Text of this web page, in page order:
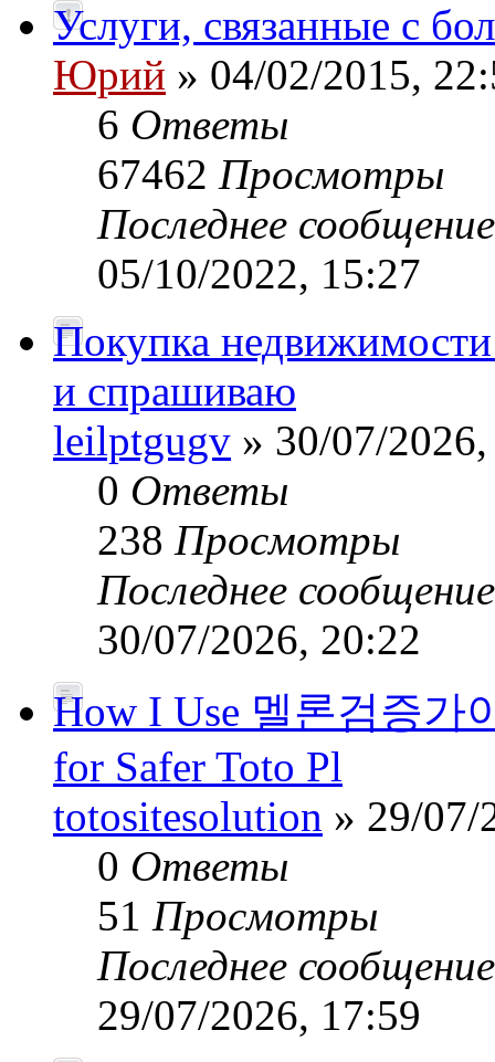
Услуги, связанные с
Юрий » 04/02/2015,
6 Ответы
67462 Просмотры
Последнее
05/10/2022, 15:27
Покупка
и спрашиваю
leilptgugv » 30/07/
0 Ответы
238 Просмотры
Последнее
30/07/2026, 20:22
How I Use 멜론검증가
for Safer Toto Pl
totositesolution » 29/07/
0 Ответы
51 Просмотры
Последнее
29/07/2026, 17:59